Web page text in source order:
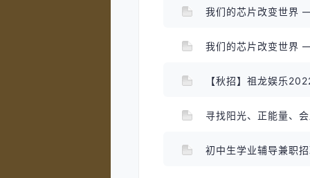
我们的芯片改变世界
我们的芯片改变世
【秋招】祖龙娱乐
寻找阳光、正能量、
初中生学业辅导兼职